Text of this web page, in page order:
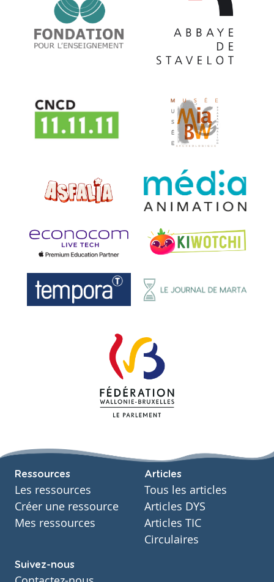
Ressources
Les ressources
Créer une ressource
Mes ressources
Articles
Tous les articles
Articles DYS
Articles TIC
Circulaires
Suivez-nous